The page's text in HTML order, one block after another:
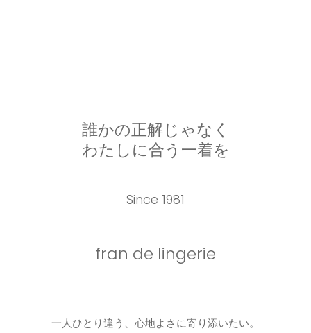
誰かの正解じゃなく
わたしに合う一着を
Since 1981
fran de lingerie
一人ひとり違う、心地よさに寄り添いたい。